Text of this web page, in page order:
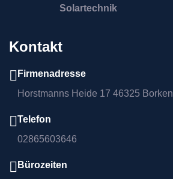
Solartechnik
Kontakt
Firmenadresse
Horstmanns Heide 17 46325 Borken
Telefon
02865603646
Bürozeiten